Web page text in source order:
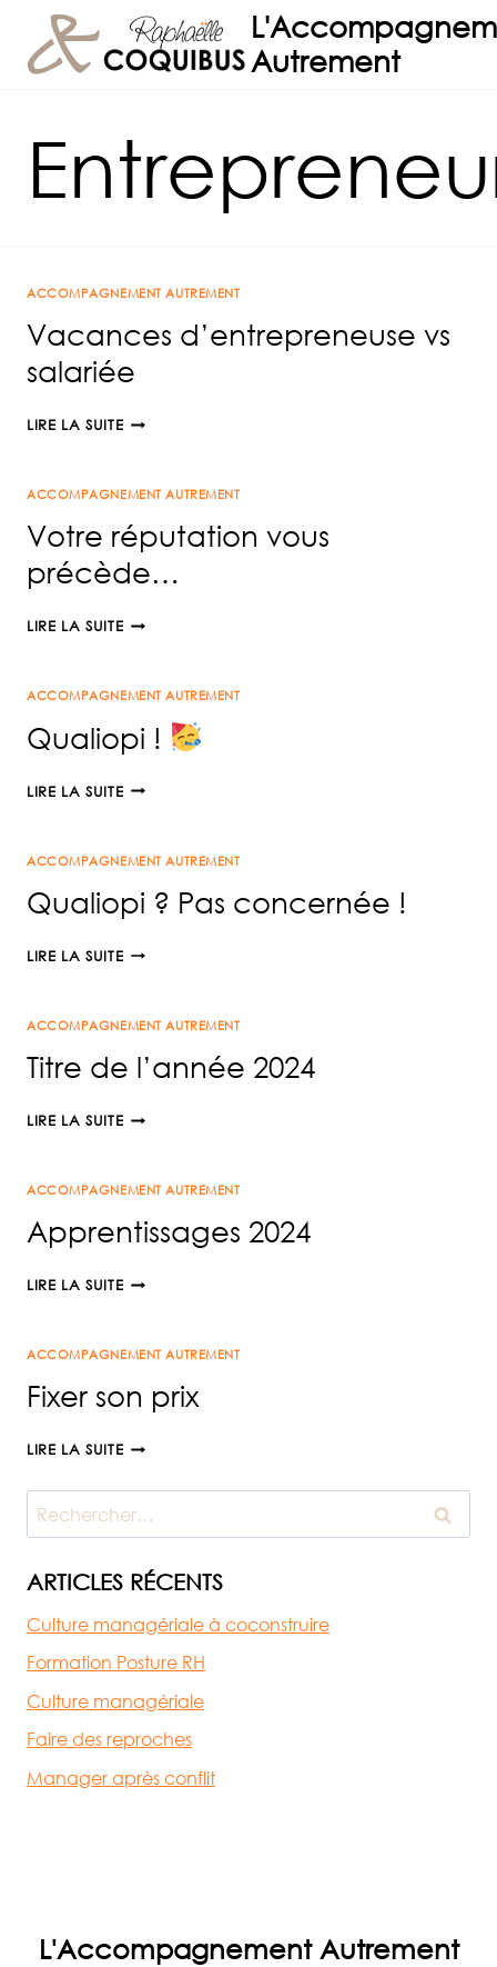
contenu
Autrement
ACCOMPAGNEMENT AUTREMENT
Vacances d’entrepreneuse vs
salariée
LIRE LA SUITEVACANCES
SALARIÉE
ACCOMPAGNEMENT AUTREMENT
Votre réputation vous
précède…
LIRE LA SUITEVOTRE
PRÉCÈDE…
ACCOMPAGNEMENT AUTREMENT
Qualiopi !
LIRE LA SUITEQUALIOPI
ACCOMPAGNEMENT AUTREMENT
Qualiopi ? Pas concernée !
LIRE LA SUITEQUALIOPI
CONCERNÉE
ACCOMPAGNEMENT AUTREMENT
Titre de l’année 2024
LIRE LA SUITETITRE
2024
ACCOMPAGNEMENT AUTREMENT
Apprentissages 2024
LIRE LA SUITEAPPRENTISSAGES
ACCOMPAGNEMENT AUTREMENT
Fixer son prix
LIRE LA SUITEFIXER
PRIX
Rechercher :
ARTICLES RÉCENTS
Culture managériale à coconstruire
Formation Posture RH
Culture managériale
Faire des reproches
Manager après conflit
L'Accompagnement Autrement